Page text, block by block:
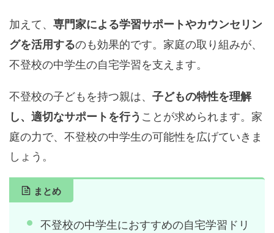
加えて、 専門家による学習サポートやカウンセリン
グを活用するのも効果的です。家庭の取り組みが、
不登校の中学生の自宅学習を支えます。
不登校の子どもを持つ親は、 子どもの特性を理解
し、適切なサポートを行う ことが求められます。家
庭の力で、不登校の中学生の可能性を広げていきま
しょう。
まとめ
不登校の中学生におすすめの自宅学習ドリ